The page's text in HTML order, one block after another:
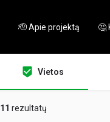
🫡 Apie projektą 🤔
Vietos
11 rezultatų